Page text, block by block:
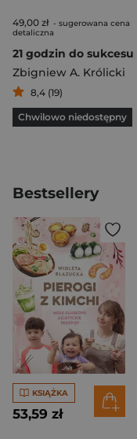
49,00 zł - sugerowana cena
detaliczna
21 godzin do sukcesu
Zbigniew A. Królicki
8,4 (19)
Chwilowo niedostępny
Bestsellery
KSIĄŻKA
53,59 zł